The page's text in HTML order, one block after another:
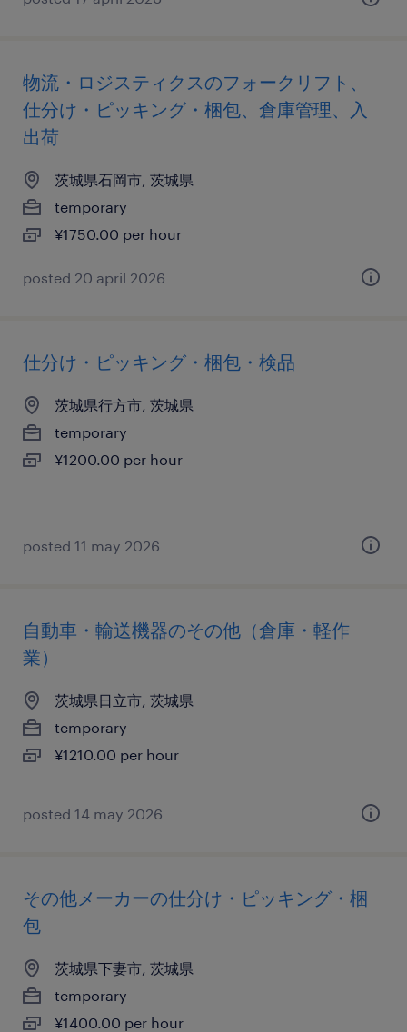
物流・ロジスティクスのフォークリフト、
仕分け・ピッキング・梱包、倉庫管理、入
出荷
茨城県石岡市, 茨城県
temporary
¥1750.00 per hour
posted 20 april 2026
仕分け・ピッキング・梱包・検品
茨城県行方市, 茨城県
temporary
¥1200.00 per hour
posted 11 may 2026
自動車・輸送機器のその他（倉庫・軽作
業）
茨城県日立市, 茨城県
temporary
¥1210.00 per hour
posted 14 may 2026
その他メーカーの仕分け・ピッキング・梱
包
茨城県下妻市, 茨城県
temporary
¥1400.00 per hour